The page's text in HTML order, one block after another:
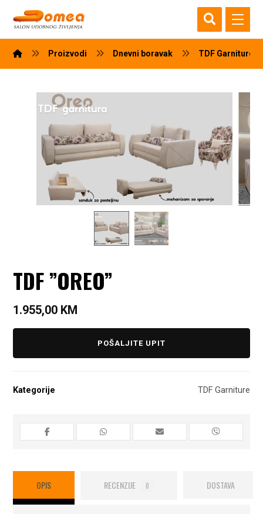
Proizvodi Dnevni boravak TDF Garniture
TDF ”OREO”
1.955,00 KM
POŠALJITE UPIT
Kategorije TDF Garniture
OPIS RECENZIJE 0 DOSTAVA